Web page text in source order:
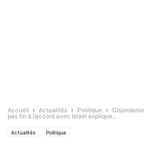
Accueil Actualités Politique
Cisjordanie
pas fin à l’accord avec Israël explique...
Actualités Politique